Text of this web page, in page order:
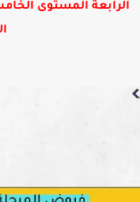
الرابعة المستوى